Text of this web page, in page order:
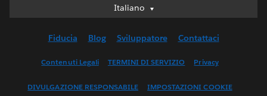
Italiano
Italiano
English (UK)
Français (Canada)
Fiducia Blog Sviluppatore Contattaci
Contenuti Legali TERMINI DI SERVIZIO Privacy
DIVULGAZIONE RESPONSABILE IMPOSTAZIONI COOKIE